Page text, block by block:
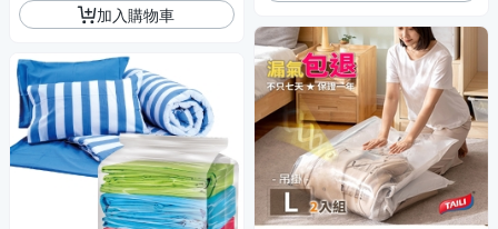
加入購物車